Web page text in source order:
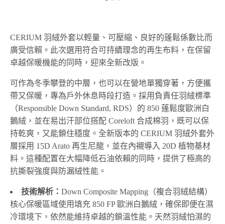
CERIUM 羽絨外套以輕量、可壓縮、良好的蓬鬆係數比而
廣受信賴。此次選用符合可持續理念的再生布料，在保留
卓越保暖機能的同時，迎來全新改版。
可作為冬季攀登的中層，也可以在營地單獨穿著，方便攜
帶又保暖，專為戶外休息時段打造。採用負責任羽絨標準
（Responsible Down Standard, RDS）的 850 蓬鬆度歐洲白
鵝絨，並在易出汗部位搭配 Coreloft 合成棉羽，既可以保
持乾爽，又能鎖住穩度。全新版本的 CERIUM 羽絨外套外
層採用 15D Arato 再生尼龍，並在內襯導入 20D 植物基材
料。這種配置在大幅降低石油依賴的同時，提供了極高的
抗撕裂強度與防漏絨性能。
技術解析： Down Composite Mapping（複合羽絨結構）
核心保暖區域使用填充 850 FP 歐洲白鵝絨，確保即便在濕
冷環境下，依然能維持卓越的鎖溫性能。天然羽絨怕濕的